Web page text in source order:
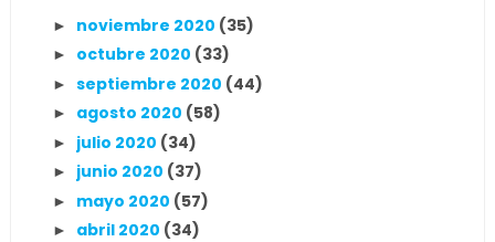
► noviembre 2020 (35)
► octubre 2020 (33)
► septiembre 2020 (44)
► agosto 2020 (58)
► julio 2020 (34)
► junio 2020 (37)
► mayo 2020 (57)
► abril 2020 (34)